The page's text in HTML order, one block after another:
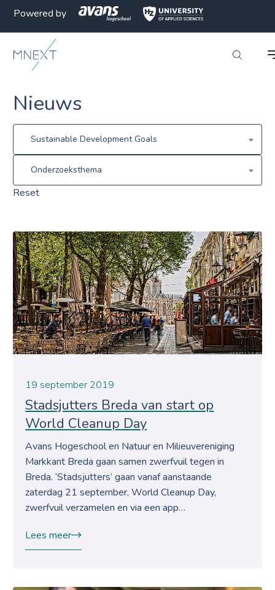
Powered by
Nieuws
Sustainable Development Goals
Onderzoeksthema
Reset
19 september 2019
Stadsjutters Breda van start op
World Cleanup Day
Avans Hogeschool en Natuur en Milieuvereniging
Markkant Breda gaan samen zwerfvuil tegen in
Breda. ‘Stadsjutters’ gaan vanaf aanstaande
zaterdag 21 september, World Cleanup Day,
zwerfvuil verzamelen en via een app…
Lees meer